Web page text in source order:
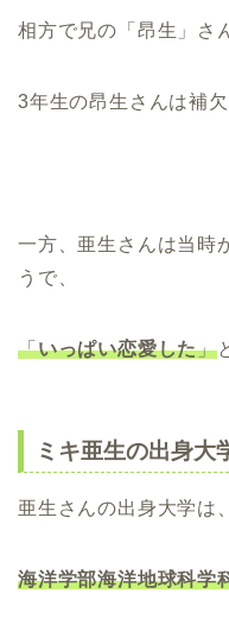
相方で兄の「昂生」さ
3年生の昂生さんは補欠
一方、亜生さんは当時
うで、
「いっぱい恋愛した」
ミキ亜生の出身大
亜生さんの出身大学は、
海洋学部海洋地球科学